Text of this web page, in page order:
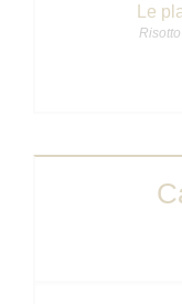
Le